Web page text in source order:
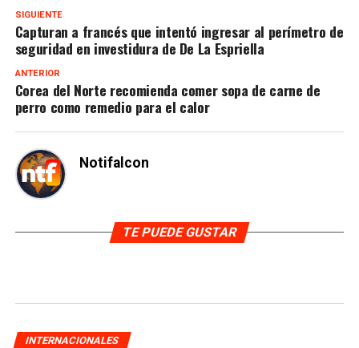
SIGUIENTE
Capturan a francés que intentó ingresar al perímetro de
seguridad en investidura de De La Espriella
ANTERIOR
Corea del Norte recomienda comer sopa de carne de
perro como remedio para el calor
Notifalcon
TE PUEDE GUSTAR
INTERNACIONALES